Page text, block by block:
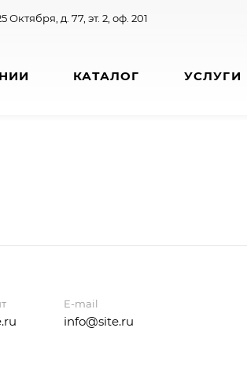
Октября, д. 77, эт. 2, оф. 201
КАТАЛОГ УСЛУГИ
E-mail
info@site.ru